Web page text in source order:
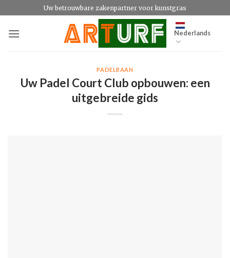
naar
inhoud
Uw betrouwbare zakenpartner voor kunstgras
Nederlands
PADELBAAN
Uw Padel Court Club opbouwen: een
uitgebreide gids